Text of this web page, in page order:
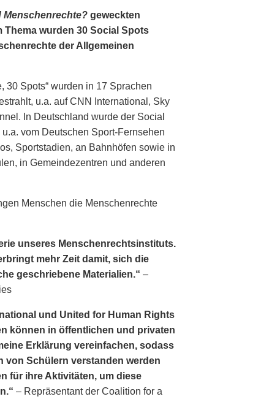
Menschenrechte? geweckten
Thema wurden 30 Social Spots
der Allgemeinen
30 Spots“ wurden in 17 Sprachen
u.a. auf CNN International, Sky
In Deutschland wurde der Social
vom Deutschen Sport-Fernsehen
Sportstadien, an Bahnhöfen sowie in
in Gemeindezentren und anderen
Menschen die Menschenrechte
unseres Menschenrechtsinstituts.
mehr Zeit damit, sich die
geschriebene Materialien.“ –
und United for Human Rights
können in öffentlichen und privaten
Erklärung vereinfachen, sodass
von Schülern verstanden werden
für ihre Aktivitäten, um diese
– Repräsentant der Coalition for a